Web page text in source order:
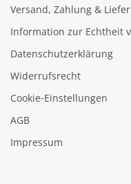
Versand, Zahlung &
Information zur Echtheit
Datenschutzerklärung
Widerrufsrecht
Cookie‑Einstellungen
AGB
Impressum